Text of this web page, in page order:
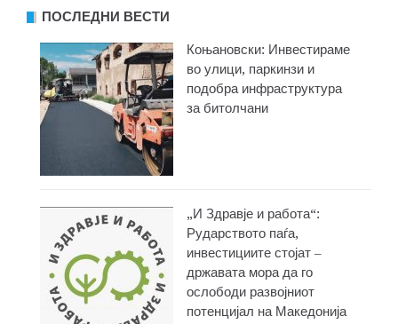
ПОСЛЕДНИ ВЕСТИ
Коњановски: Инвестираме
во улици, паркинзи и
подобра инфраструктура
за битолчани
„И Здравје и работа“:
Рударството паѓа,
инвестициите стојат –
државата мора да го
ослободи развојниот
потенцијал на Македонија